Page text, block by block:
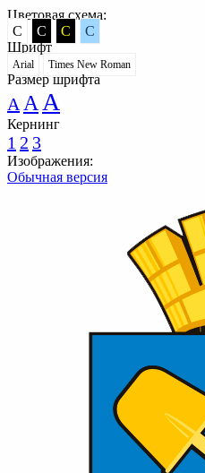
Цветовая схема:
C
C C
C
Шрифт
Arial Times New Roman
Размер шрифта
A A A
Кернинг
1 2 3
Изображения:
Обычная версия